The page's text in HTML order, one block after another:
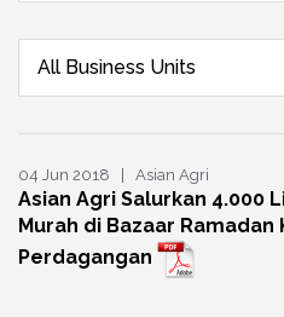
All Business Units
04 Jun 2018 | Asian Agri
Asian Agri Salurkan 4.000
Murah di Bazaar
Perdagangan